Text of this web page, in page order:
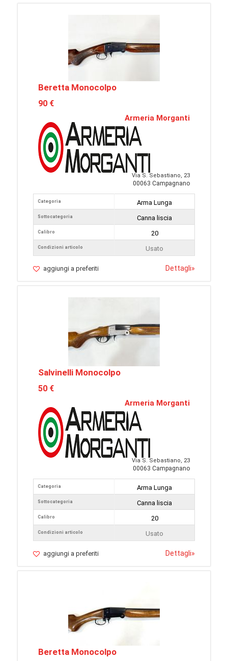
Beretta Monocolpo
90 €
Armeria Morganti
Via S. Sebastiano, 23
00063 Campagnano
Categoria
Sottocategoria
Calibro
Condizioni articolo
Arma Lunga
Canna liscia
20
Usato
aggiungi a preferiti Dettagli»
Salvinelli Monocolpo
50 €
Armeria Morganti
Via S. Sebastiano, 23
00063 Campagnano
Categoria
Sottocategoria
Calibro
Condizioni articolo
Arma Lunga
Canna liscia
20
Usato
aggiungi a preferiti Dettagli»
Beretta Monocolpo